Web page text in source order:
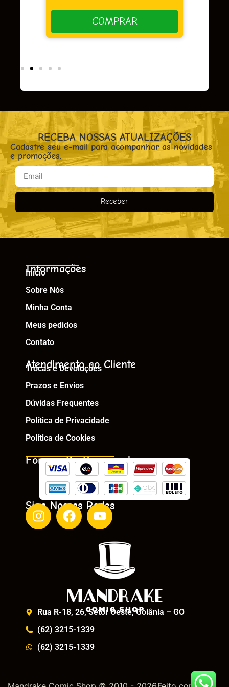
COMPRAR
RECEBA NOSSAS ATUALIZAÇÕES
Cadastre seu e-mail para acompanhar as novidades
e promoções.
Receber
Informações
Início
Sobre Nós
Minha Conta
Meus pedidos
Contato
Atendimento ao Cliente
Trocas e Devoluções
Prazos e Envios
Dúvidas Frequentes
Política de Privacidade
Política de Cookies
Formas De Pagamento
Siga Nossas Redes
Rua R-18, 26, Setor Oeste, Goiânia – GO
(62) 3215-1339
(62) 3215-1339